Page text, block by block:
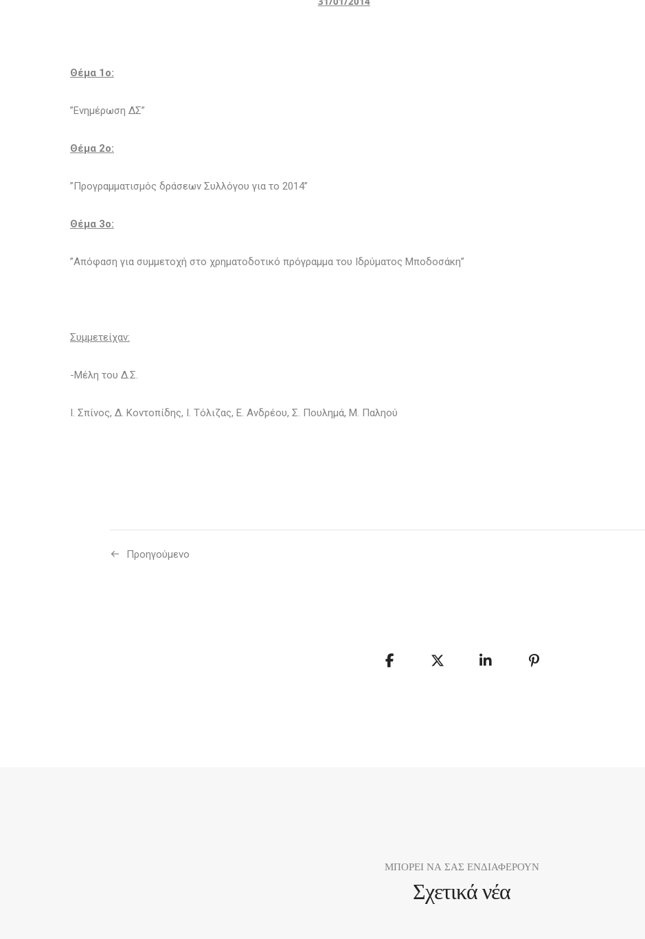
Θέμα 1o:
”Ενημέρωση ΔΣ”
Θέμα 2ο:
”Προγραμματισμός δράσεων Συλλόγου για το 2014”
Θέμα 3o:
”Απόφαση για συμμετοχή στο χρηματοδοτικό πρόγραμμα του Ιδρύματος Μποδοσάκη”
Συμμετείχαν:
-Μέλη του Δ.Σ.
Ι. Σπίνος, Δ. Κοντοπίδης, Ι. Τόλιζας, E. Ανδρέου, Σ. Πουλημά, Μ. Παληού
Προηγούμενo
ΜΠΟΡΕΙ ΝΑ ΣΑΣ ΕΝΔΙΑΦΕΡΟΥΝ
Σχετικά νέα